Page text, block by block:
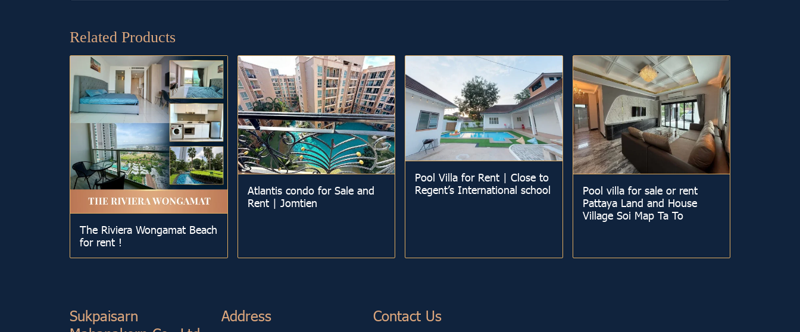
Related Products
The Riviera Wongamat Beach
for rent !
Atlantis condo for Sale and
Rent | Jomtien
Pool Villa for Rent | Close to
Regent’s International school
Pool villa for sale or rent
Pattaya Land and House
Village Soi Map Ta To
Sukp aisarn
Address Contact Us